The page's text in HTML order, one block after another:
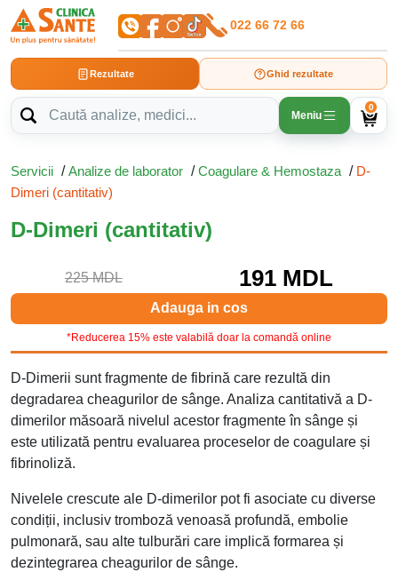
022 66 72 66
Rezultate Ghid rezultate
Meniu
0
Servicii /Analize de laborator /Coagulare & Hemostaza / D-
Dimeri (cantitativ)
D-Dimeri (cantitativ)
225 MDL 191 MDL
Adauga in cos
*Reducerea 15% este valabilă doar la comandă online
D-Dimerii sunt fragmente de fibrină care rezultă din
degradarea cheagurilor de sânge. Analiza cantitativă a D-
dimerilor măsoară nivelul acestor fragmente în sânge și
este utilizată pentru evaluarea proceselor de coagulare și
fibrinoliză.
Nivelele crescute ale D-dimerilor pot fi asociate cu diverse
condiții, inclusiv tromboză venoasă profundă, embolie
pulmonară, sau alte tulburări care implică formarea și
dezintegrarea cheagurilor de sânge.